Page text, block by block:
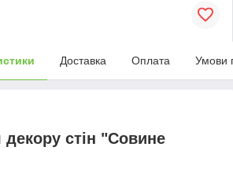
Доставка Оплата Умови
стін "Совине